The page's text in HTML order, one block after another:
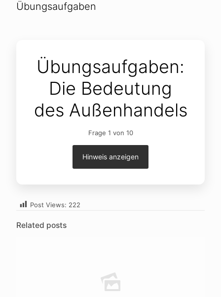
Übungsaufgaben
Übungsaufgaben:
Die Bedeutung
des Außenhandels
Frage 1 von 10
Hinweis anzeigen
Post Views: 222
Related posts